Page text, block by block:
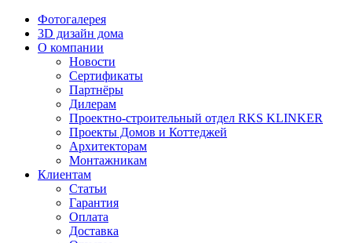
Фотогалерея
3D дизайн дома
О компании
Новости
Сертификаты
Партнёры
Дилерам
Проектно-строительный отдел RKS KLINKER
Проекты Домов и Коттеджей
Архитекторам
Монтажникам
Клиентам
Статьи
Гарантия
Оплата
Доставка